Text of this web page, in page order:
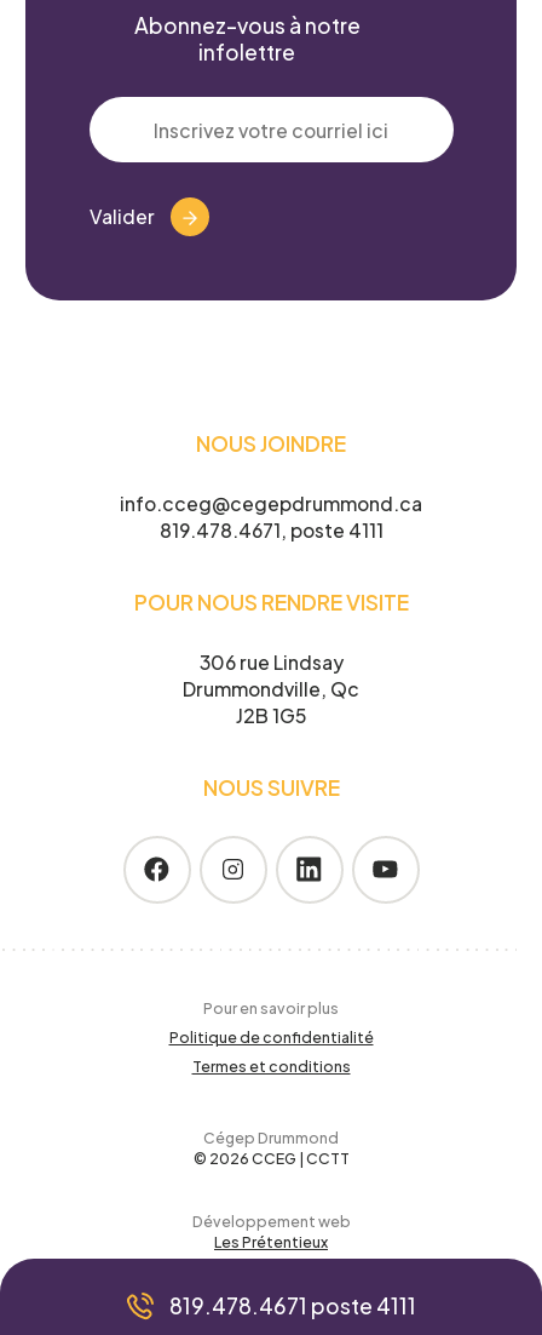
Abonnez-vous à notre
infolettre
Valider
NOUS JOINDRE
info.cceg@cegepdrummond.ca
819.478.4671, poste 4111
POUR NOUS RENDRE VISITE
306 rue Lindsay
Drummondville, Qc
J2B 1G5
NOUS SUIVRE
Pour en savoir plus
Politique de confidentialité
Termes et conditions
Cégep Drummond
© 2026 CCEG | CCTT
Développement web
Les Prétentieux
819.478.4671 poste 4111